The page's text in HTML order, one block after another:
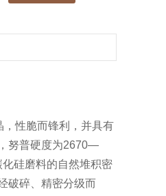
性脆而锋利，并具有
努普硬度为2670—
硅磨料的自然堆积密
破碎、精密分级而